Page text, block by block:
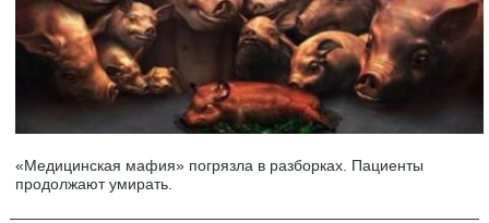
«Медицинская мафия» погрязла в разборках. Пациенты
продолжают умирать.